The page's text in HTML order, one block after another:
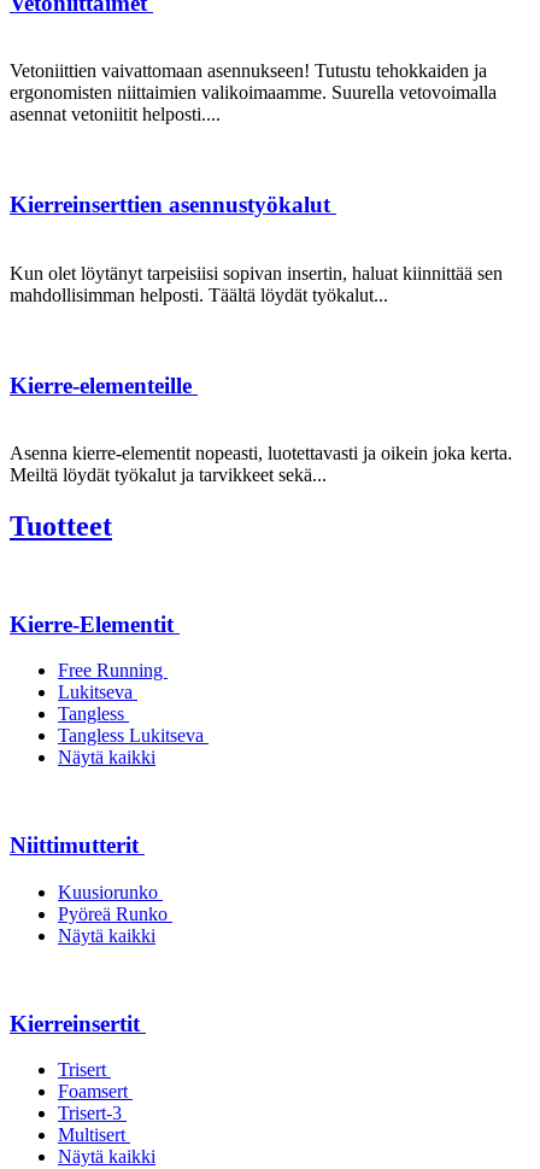
Vetoniittien vaivattomaan asennukseen! Tutustu tehokkaiden ja
ergonomisten niittaimien valikoimaamme. Suurella vetovoimalla
asennat vetoniitit helposti....
Kierreinserttien asennustyökalut
Kun olet löytänyt tarpeisiisi sopivan insertin, haluat kiinnittää sen
mahdollisimman helposti. Täältä löydät työkalut...
Kierre-elementeille
Asenna kierre-elementit nopeasti, luotettavasti ja oikein joka kerta.
Meiltä löydät työkalut ja tarvikkeet sekä...
Tuotteet
Kierre-Elementit
Free Running
Lukitseva
Tangless
Tangless Lukitseva
Näytä kaikki
Niittimutterit
Kuusiorunko
Pyöreä Runko
Näytä kaikki
Kierreinsertit
Trisert
Foamsert
Trisert-3
Multisert
Näytä kaikki